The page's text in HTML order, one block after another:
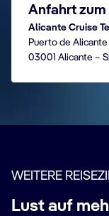
Anfahrt
Alicante Cruise
Puerto de
03001 Alicante –
WEITERE
Lust auf